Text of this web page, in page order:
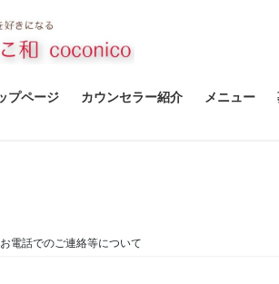
プページ カウンセラー紹介 メニュー
お電話でのご連絡等について